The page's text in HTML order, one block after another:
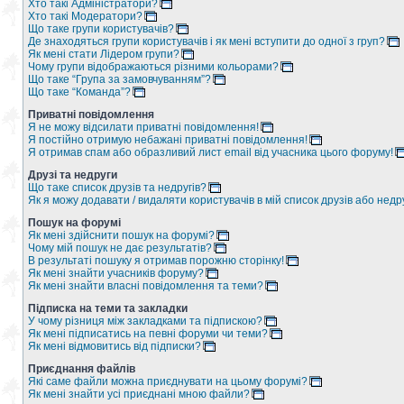
Хто такі Адміністратори?
Хто такі Модератори?
Що таке групи користувачів?
Де знаходяться групи користувачів і як мені вступити до одної з груп?
Як мені стати Лідером групи?
Чому групи відображаються різними кольорами?
Що таке “Група за замовчуванням”?
Що таке “Команда”?
Приватні повідомлення
Я не можу відсилати приватні повідомлення!
Я постійно отримую небажані приватні повідомлення!
Я отримав спам або образливий лист email від учасника цього форуму!
Друзі та недруги
Що таке список друзів та недругів?
Як я можу додавати / видаляти користувачів в мій список друзів або
Пошук на форумі
Як мені здійснити пошук на форумі?
Чому мій пошук не дає результатів?
В результаті пошуку я отримав порожню сторінку!
Як мені знайти учасників форуму?
Як мені знайти власні повідомлення та теми?
Підписка на теми та закладки
У чому різниця між закладками та підпискою?
Як мені підписатись на певні форуми чи теми?
Як мені відмовитись від підписки?
Приєднання файлів
Які саме файли можна приєднувати на цьому форумі?
Як мені знайти усі приєднані мною файли?